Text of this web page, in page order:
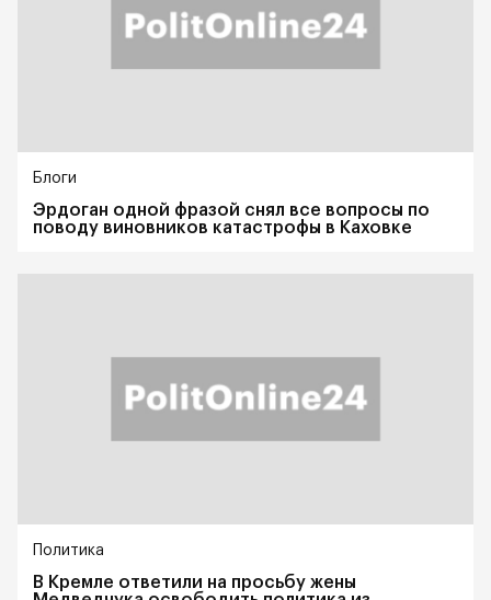
Блоги
Эрдоган одной фразой снял все вопросы по
поводу виновников катастрофы в Каховке
Политика
В Кремле ответили на просьбу жены